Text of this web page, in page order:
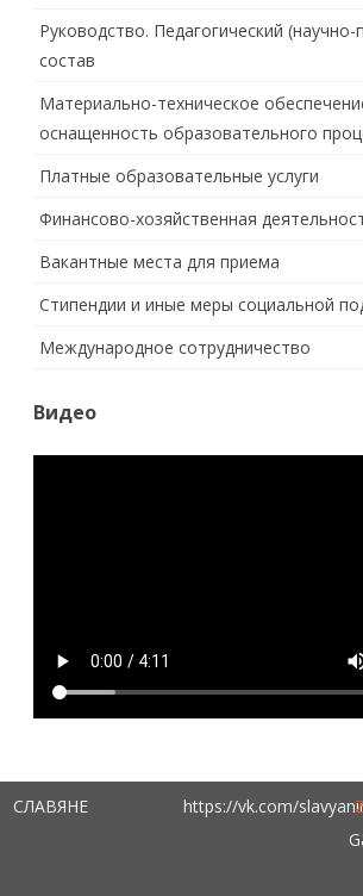
Руководство. Педагогический (научно-
состав
Материально-техническое
оснащенность образовательного
Платные образовательные услуги
Финансово-хозяйственная
Вакантные места для приема
Стипендии и иные меры социальной
Международное сотрудничество
Видео
СЛАВЯНЕ https://vk.com/